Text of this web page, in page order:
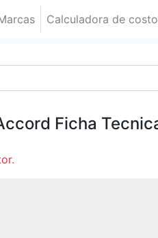
Calculadora de
Ficha